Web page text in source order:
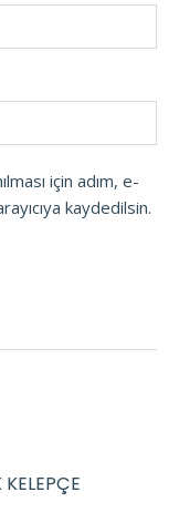
için adım, e-
kaydedilsin.